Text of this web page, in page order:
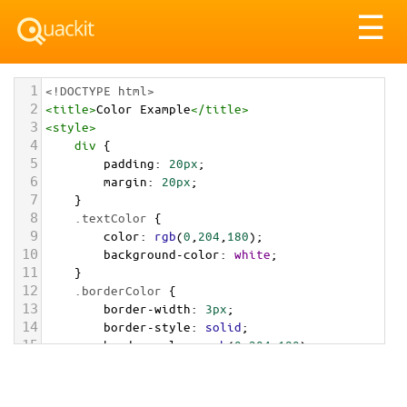
☰
1 <!DOCTYPE html>
2 <title>Color Example</title>
3 <style>
4 div {
5 padding: 20px;
6 margin: 20px;
7 }
8 .textColor {
9 color: rgb(0 204 180);
10 background-color: white;
11 }
12 .borderColor {
13 border-width: 3px;
14 border-style: solid;
15 border-color: rgb(0,204,180);